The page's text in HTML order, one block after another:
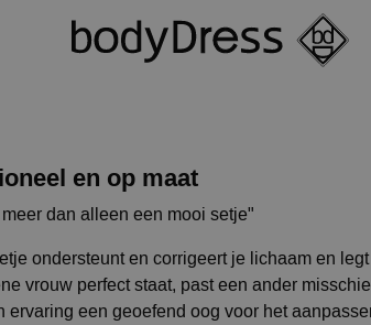
en op maat
dan alleen een mooi setje"
ondersteunt en corrigeert je lichaam en
vrouw perfect staat, past een ander
ervaring een geoefend oog voor het